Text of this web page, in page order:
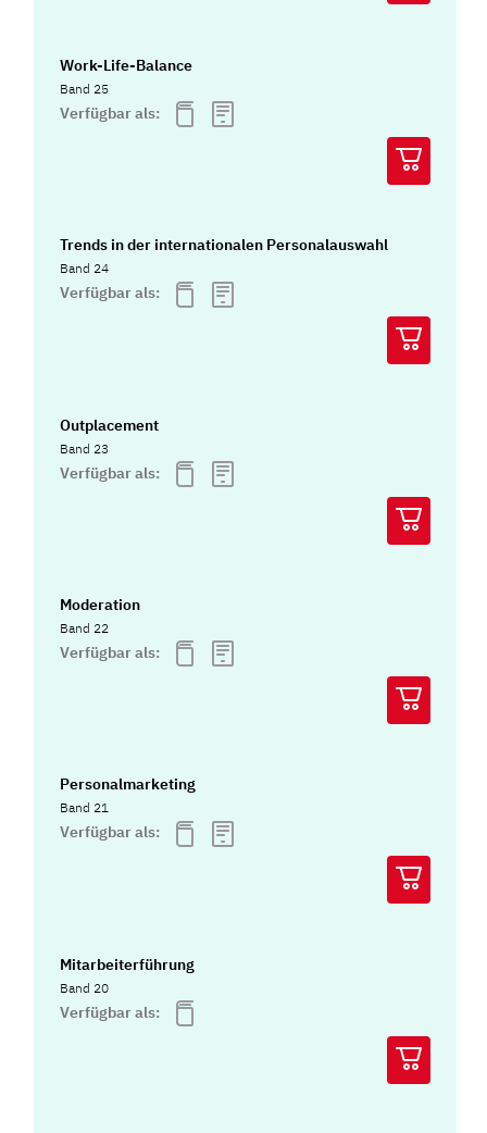
Work-Life-Balance
Band 25
Verfügbar als:
Trends in der internationalen Personalauswahl
Band 24
Verfügbar als:
Outplacement
Band 23
Verfügbar als:
Moderation
Band 22
Verfügbar als:
Personalmarketing
Band 21
Verfügbar als:
Mitarbeiterführung
Band 20
Verfügbar als: